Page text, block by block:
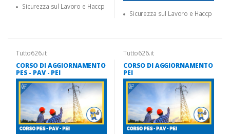
Sicurezza sul Lavoro e Haccp
Sicurezza sul Lavoro e Haccp
Tutto626.it
CORSO DI AGGIORNAMENTO
PES - PAV - PEI
Tutto626.it
CORSO DI AGGIORNAMENTO
PEI